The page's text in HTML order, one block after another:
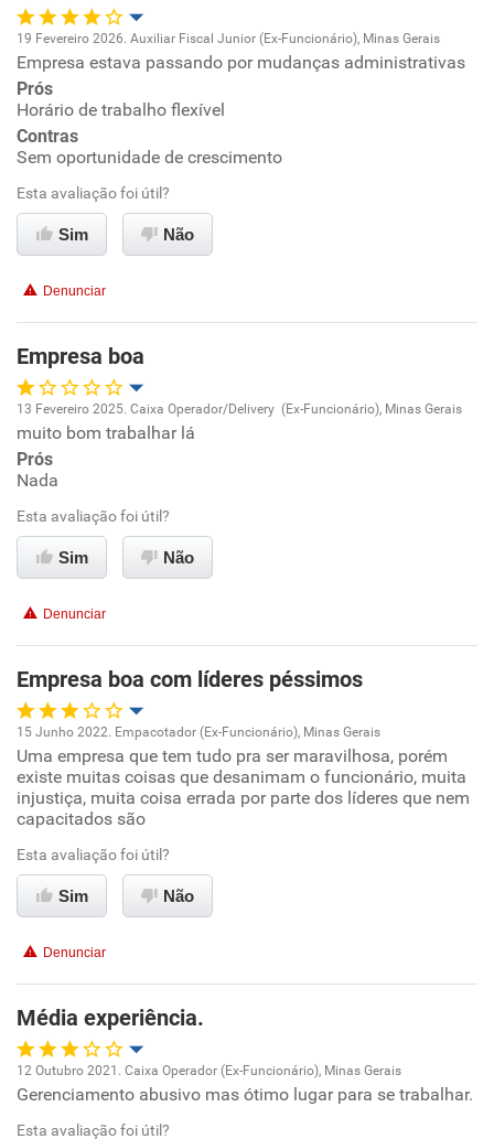
Recomenda esta empresa
Recomenda a diretoria
Oportunidade de promoção
Ambiente de trabalho
Benefícios
Recomenda esta empresa
Não recomenda a diretoria
19 Fevereiro 2026. Auxiliar Fiscal Junior (Ex-Funcionário), Minas Gerais
Empresa estava passando por mudanças administrativas
Prós
Horário de trabalho flexível
Contras
Sem oportunidade de crescimento
Esta avaliação foi útil?
Sim Não
Denunciar
Empresa boa
Oportunidade de promoção
Ambiente de trabalho
Conciliação com a vida familiar
Recomenda a diretoria
13 Fevereiro 2025. Caixa Operador/Delivery (Ex-Funcionário), Minas Gerais
muito bom trabalhar lá
Prós
Nada
Esta avaliação foi útil?
Sim Não
Denunciar
Empresa boa com líderes péssimos
Oportunidade de promoção
Ambiente de trabalho
Conciliação com a vida familiar
Benefícios
Não recomenda a diretoria
15 Junho 2022. Empacotador (Ex-Funcionário), Minas Gerais
Uma empresa que tem tudo pra ser maravilhosa, porém
existe muitas coisas que desanimam o funcionário, muita
injustiça, muita coisa errada por parte dos líderes que nem
capacitados são
Esta avaliação foi útil?
Sim Não
Denunciar
Média experiência.
Oportunidade de promoção
12 Outubro 2021. Caixa Operador (Ex-Funcionário), Minas Gerais
Gerenciamento abusivo mas ótimo lugar para se trabalhar.
Esta avaliação foi útil?